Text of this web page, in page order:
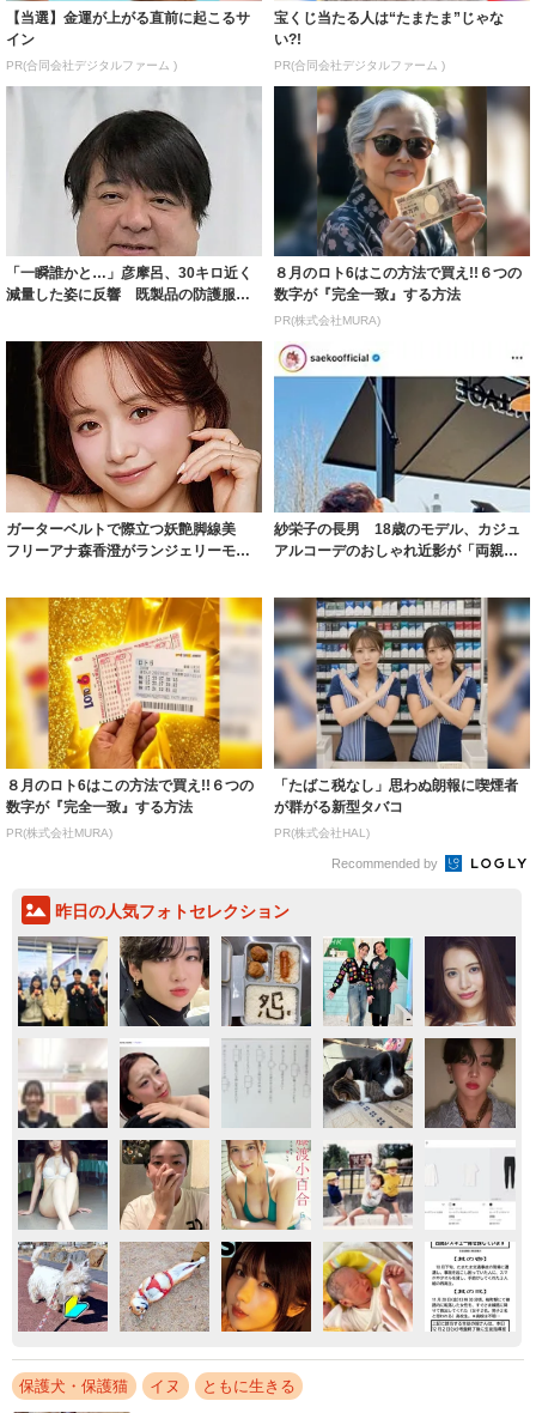
【当選】金運が上がる直前に起こるサ
イン
PR(合同会社デジタルファーム )
宝くじ当たる人は“たまたま”じゃな
い?!
PR(合同会社デジタルファーム )
「一瞬誰かと…」彦摩呂、30キロ近く
減量した姿に反響 既製品の防護服が
８月のロト6はこの方法で買え!!６つの
数字が『完全一致』する方法
PR(株式会社MURA)
ガーターベルトで際立つ妖艶脚線美
フリーアナ森香澄がランジェリーモデ
紗栄子の長男 18歳のモデル、カジュ
アルコーデのおしゃれ近影が「両親の
８月のロト6はこの方法で買え!!６つの
数字が『完全一致』する方法
PR(株式会社MURA)
「たばこ税なし」思わぬ朗報に喫煙者
が群がる新型タバコ
PR(株式会社HAL)
Recommended by
昨日の人気フォトセレクション
保護犬・保護猫 イヌ ともに生きる